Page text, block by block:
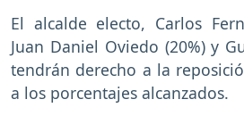
El alcalde electo, Carlos
Juan Daniel Oviedo (20%) y
tendrán derecho a la
a los porcentajes alcanzados.